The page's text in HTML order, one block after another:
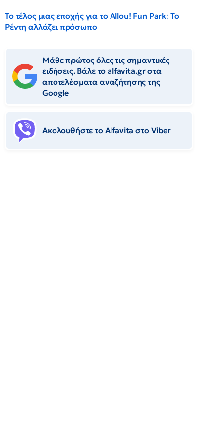
Το τέλος μιας εποχής για το Allou! Fun Park: Το
Ρέντη αλλάζει πρόσωπο
Μάθε πρώτος όλες τις σημαντικές
ειδήσεις. Βάλε το alfavita.gr στα
αποτελέσματα αναζήτησης της
Google
Ακολουθήστε το Αlfavita στο Viber